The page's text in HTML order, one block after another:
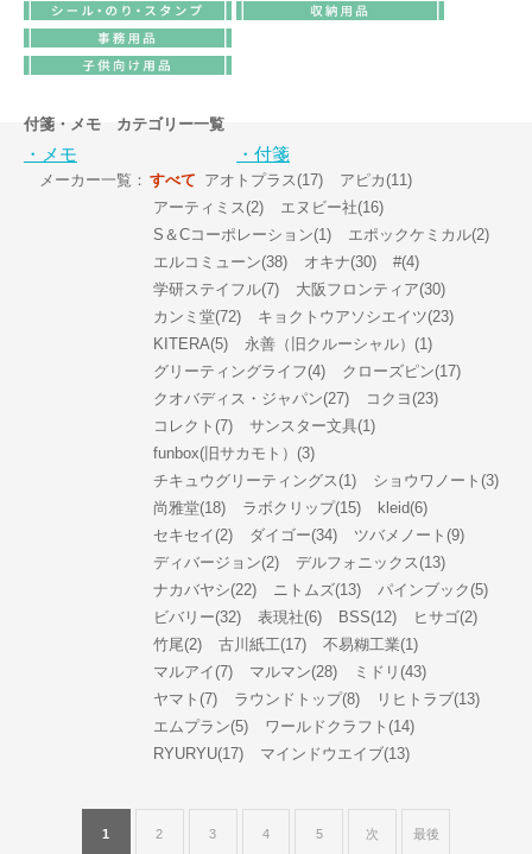
付箋・メモ カテゴリー一覧
・メモ ・付箋
メーカー一覧： すべて アオトプラス(17)
アピカ(11)
アーティミス(2)
エヌビー社(16)
S＆Cコーポレーション(1)
エポックケミカル(2)
エルコミューン(38)
オキナ(30)
#(4)
学研ステイフル(7)
大阪フロンティア(30)
カンミ堂(72)
キョクトウアソシエイツ(23)
KITERA(5)
永善（旧クルーシャル）(1)
グリーティングライフ(4)
クローズピン(17)
クオバディス・ジャパン(27)
コクヨ(23)
コレクト(7)
サンスター文具(1)
funbox(旧サカモト）(3)
チキュウグリーティングス(1)
ショウワノート(3)
尚雅堂(18)
ラボクリップ(15)
kleid(6)
セキセイ(2)
ダイゴー(34)
ツバメノート(9)
ディバージョン(2)
デルフォニックス(13)
ナカバヤシ(22)
ニトムズ(13)
パインブック(5)
ビバリー(32)
表現社(6) BSS(12)
ヒサゴ(2)
竹尾(2)
古川紙工(17)
不易糊工業(1)
マルアイ(7)
マルマン(28)
ミドリ(43)
ヤマト(7)
ラウンドトップ(8)
リヒトラブ(13)
エムプラン(5)
ワールドクラフト(14)
RYURYU(17)
マインドウエイブ(13)
1 2 3 4 5 次 最後